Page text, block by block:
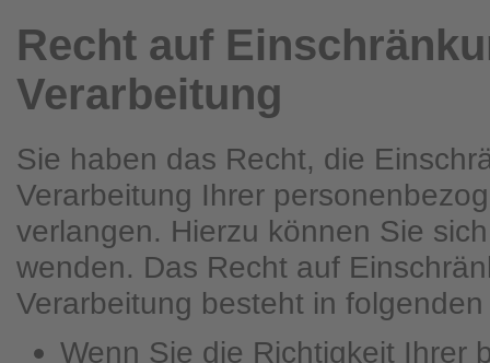
Recht auf
Verarbeitung
Sie haben das Recht, die
Verarbeitung Ihrer
verlangen. Hierzu können Sie
wenden. Das Recht auf
Verarbeitung besteht in
Wenn Sie die Richtigkeit Ihrer